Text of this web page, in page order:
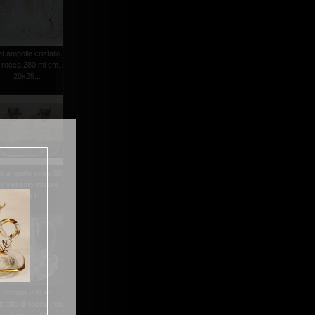
ampolle cristallo
rocca 280 ml cm.
20x25...